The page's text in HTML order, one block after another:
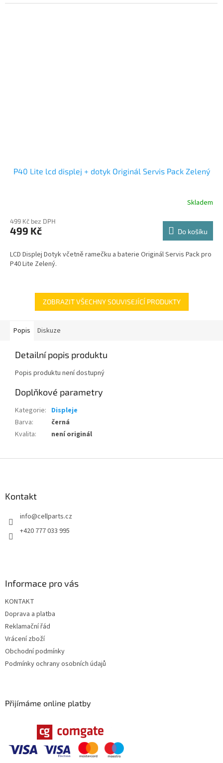
P40 Lite lcd displej + dotyk Originál Servis Pack Zelený
Skladem
499 Kč bez DPH
499 Kč Do košíku
LCD Displej Dotyk včetně ramečku a baterie Originál Servis Pack pro
P40 Lite Zelený.
ZOBRAZIT VŠECHNY SOUVISEJÍCÍ PRODUKTY
Popis Diskuze
Detailní popis produktu
Popis produktu není dostupný
Doplňkové parametry
Kategorie: Displeje
Barva:
černá
Kvalita: není originál
Kontakt
info@cellparts.cz
+420 777 033 995
Informace pro vás
KONTAKT
Doprava a platba
Reklamační řád
Vrácení zboží
Obchodní podmínky
Podmínky ochrany osobních údajů
Přijímáme online platby